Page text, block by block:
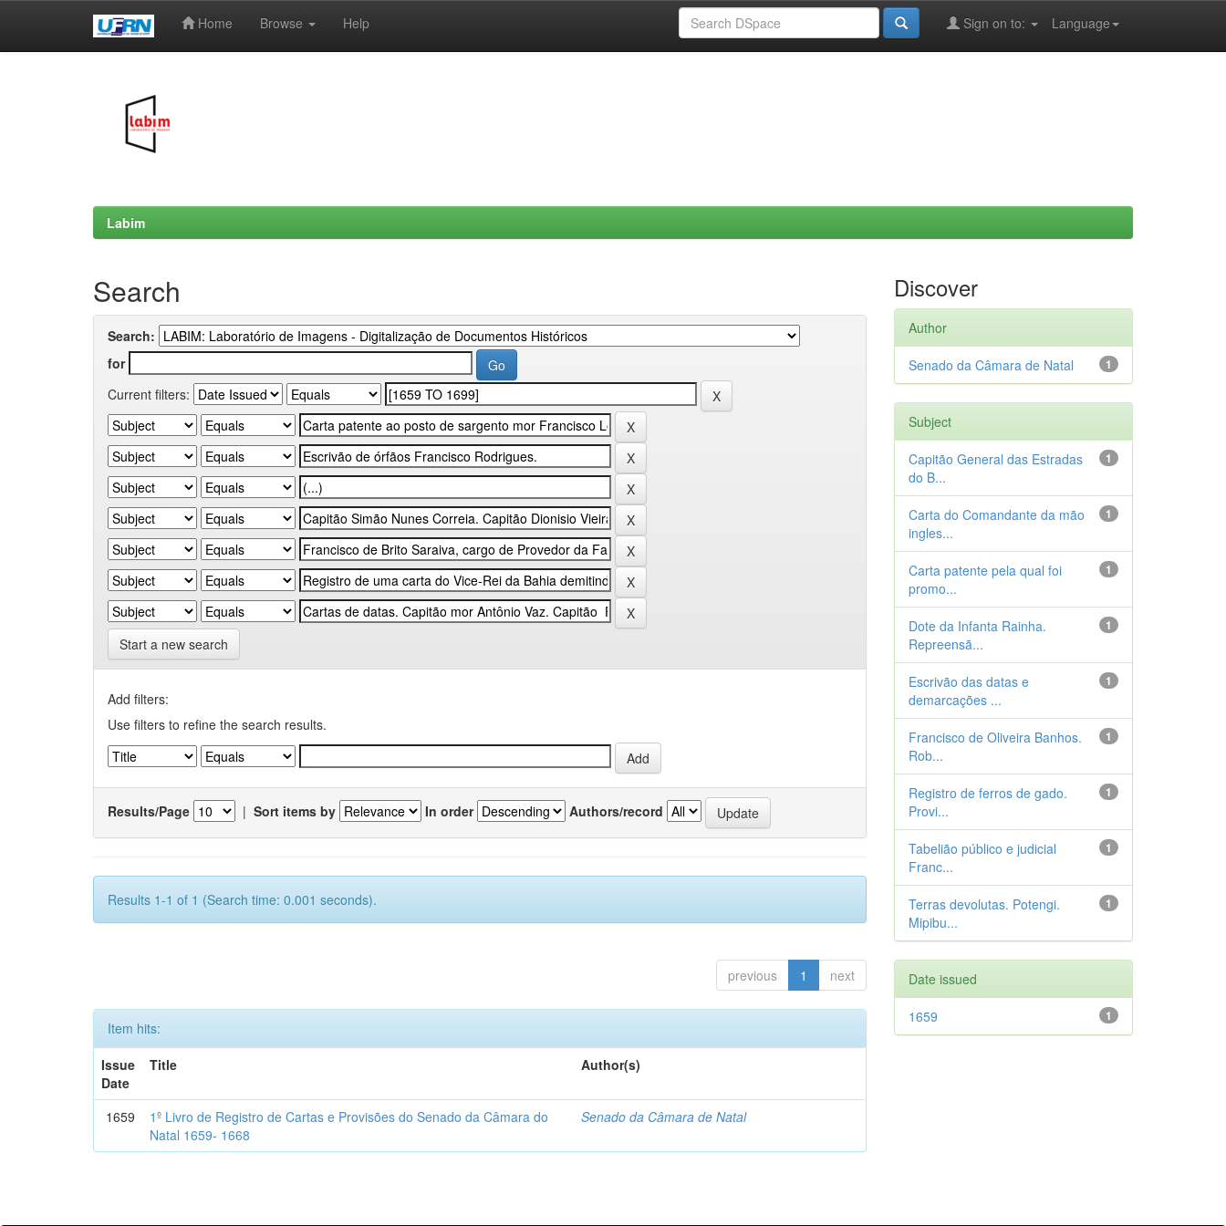
Home Browse Help Language
Sign on to:
Labim
Search
Search:
for
Current filters:
Start a new search
Add filters:
Use filters to refine the search results.
Results/Page | Sort items by In order Authors/record
Results 1-1 of 1 (Search time: 0.001 seconds).
previous 1 next
Item hits:
Issue
Date
Title Author(s)
1659
1º Livro de Registro de Cartas e Provisões do Senado da Câmara do
Natal 1659- 1668
Senado da Câmara de Natal
Discover
Author
1
Senado da Câmara de Natal
Subject
1
Capitão General das Estradas
do B...
1
Carta do Comandante da mão
ingles...
1
Carta patente pela qual foi
promo...
1
Dote da Infanta Rainha.
Repreensã...
1
Escrivão das datas e
demarcações ...
1
Francisco de Oliveira Banhos.
Rob...
1
Registro de ferros de gado.
Provi...
1
Tabelião público e judicial
Franc...
1
Terras devolutas. Potengi.
Mipibu...
Date issued
1
1659